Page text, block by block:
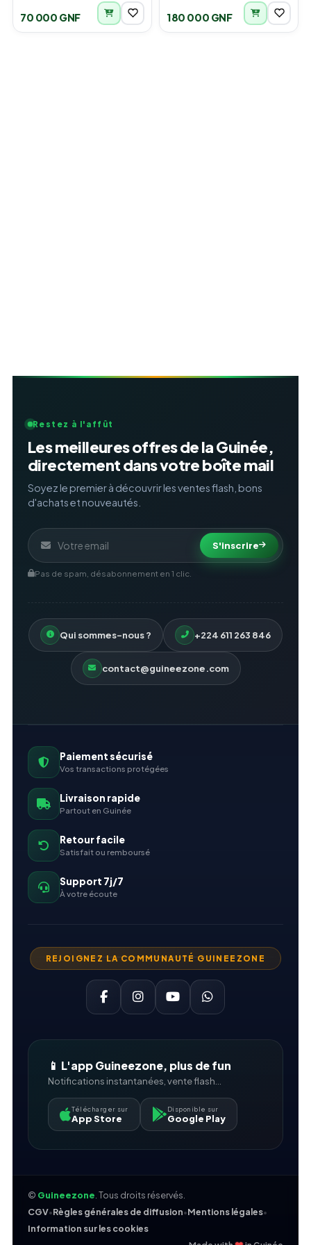
70 000 GNF 180 000 GNF
Restez à l'affût
Les meilleures offres de la Guinée,
directement dans votre boîte mail
Soyez le premier à découvrir les ventes flash, bons
d'achats et nouveautés.
S'inscrire
Pas de spam, désabonnement en 1 clic.
Qui sommes-nous ? +224 611 263 846
contact@guineezone.com
Paiement sécurisé
Vos transactions protégées
Livraison rapide
Partout en Guinée
Retour facile
Satisfait ou remboursé
Support 7j/7
À votre écoute
REJOIGNEZ LA COMMUNAUTÉ GUINEEZONE
📱 L'app Guineezone, plus de fun
Notifications instantanées, vente flash...
Télécharger sur
App Store
Disponible sur
Google Play
© Guineezone . Tous droits réservés.
CGV•Règles générales de diffusion•Mentions légales•
Information sur les cookies